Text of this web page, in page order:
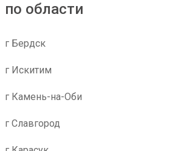
по области
г Бердск
г Искитим
г Камень-на-Оби
г Славгород